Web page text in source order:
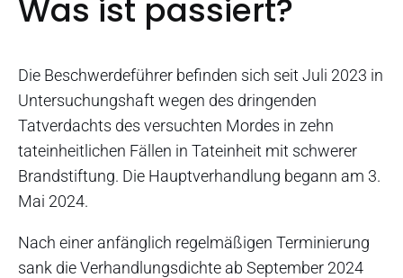
Was ist passiert?
Die Beschwerdeführer befinden sich seit Juli 2023 in
Untersuchungshaft wegen des dringenden
Tatverdachts des versuchten Mordes in zehn
tateinheitlichen Fällen in Tateinheit mit schwerer
Brandstiftung. Die Hauptverhandlung begann am 3.
Mai 2024.
Nach einer anfänglich regelmäßigen Terminierung
sank die Verhandlungsdichte ab September 2024